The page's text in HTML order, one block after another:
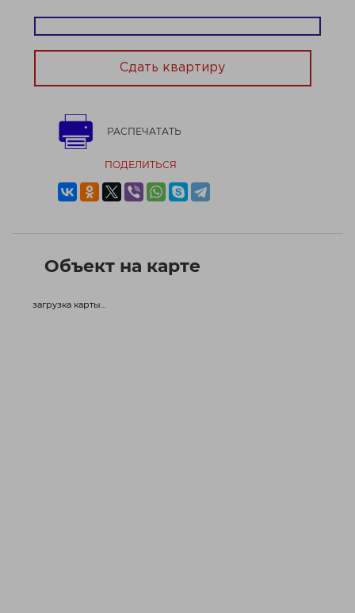
Сдать квартиру
РАСПЕЧАТАТЬ
ПОДЕЛИТЬСЯ
Объект на карте
загрузка карты...